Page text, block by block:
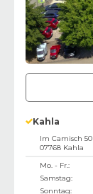
Kahla
Im Camisch 50
07768 Kahla
Mo. - Fr.:
Samstag:
Sonntag: